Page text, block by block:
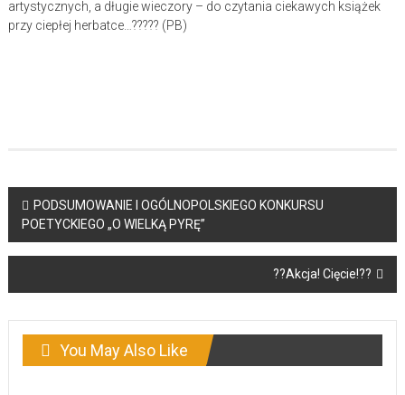
artystycznych, a długie wieczory – do czytania ciekawych książek
przy ciepłej herbatce…????? (PB)
Post
navigation
PODSUMOWANIE I OGÓLNOPOLSKIEGO KONKURSU
POETYCKIEGO „O WIELKĄ PYRĘ”
??Akcja! Cięcie!??
You May Also Like